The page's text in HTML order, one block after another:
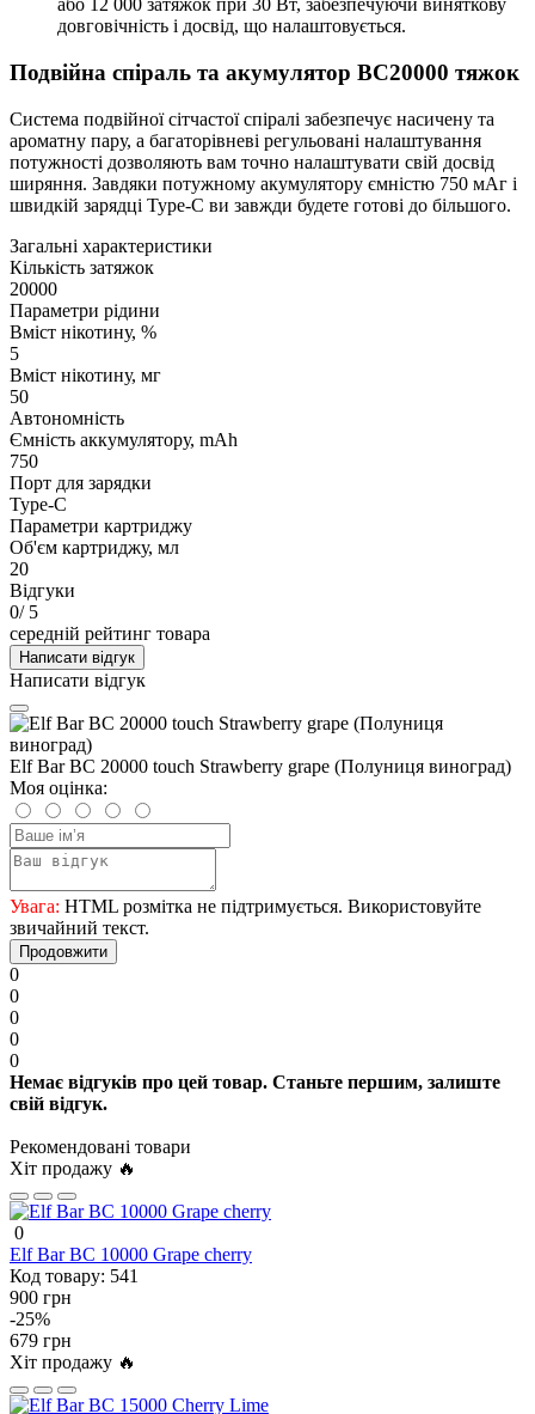
або 12 000 затяжок при 30 Вт, забезпечуючи виняткову
довговічність і досвід, що налаштовується.
Подвійна спіраль та акумулятор ВС20000 тяжок
Система подвійної сітчастої спіралі забезпечує насичену та
ароматну пару, а багаторівневі регульовані налаштування
потужності дозволяють вам точно налаштувати свій досвід
ширяння. Завдяки потужному акумулятору ємністю 750 мАг і
швидкій зарядці Type-C ви завжди будете готові до більшого.
Загальні характеристики
Кількість затяжок
20000
Параметри рідини
Вміст нікотину, %
5
Вміст нікотину, мг
50
Автономність
Ємність аккумулятору, mAh
750
Порт для зарядки
Type-C
Параметри картриджу
Об'єм картриджу, мл
20
Відгуки
0/ 5
середній рейтинг товара
Написати відгук
Написати відгук
Elf Bar BC 20000 touch Strawberry grape (Полуниця виноград)
Моя оцінка:
Увага: HTML розмітка не підтримується. Використовуйте
звичайний текст.
Продовжити
0
0
0
0
0
Немає відгуків про цей товар. Станьте першим, залиште
свій відгук.
Рекомендовані товари
Хіт продажу 🔥
0
Elf Bar BC 10000 Grape cherry
Код товару: 541
900 грн
-25%
679 грн
Хіт продажу 🔥